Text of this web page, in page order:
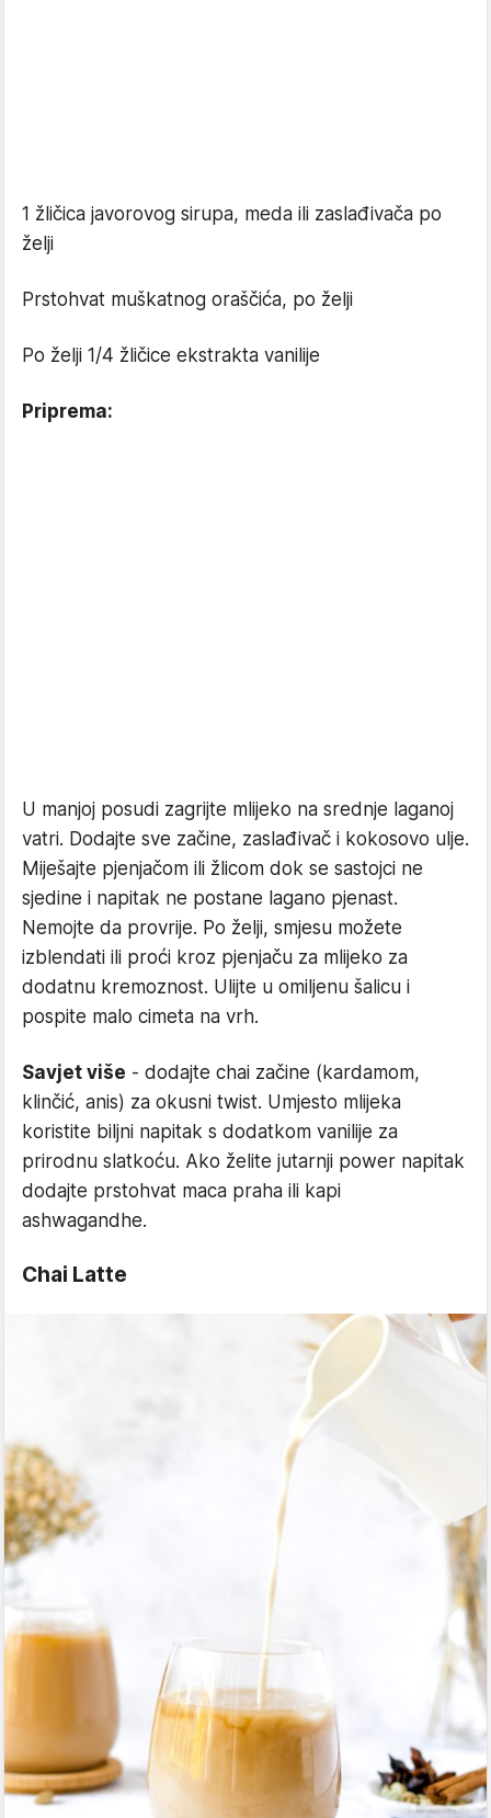
1 žličica javorovog sirupa, meda ili zaslađivača po
želji
Prstohvat muškatnog oraščića, po želji
Po želji 1/4 žličice ekstrakta vanilije
Priprema:
U manjoj posudi zagrijte mlijeko na srednje laganoj
vatri. Dodajte sve začine, zaslađivač i kokosovo ulje.
Miješajte pjenjačom ili žlicom dok se sastojci ne
sjedine i napitak ne postane lagano pjenast.
Nemojte da provrije. Po želji, smjesu možete
izblendati ili proći kroz pjenjaču za mlijeko za
dodatnu kremoznost. Ulijte u omiljenu šalicu i
pospite malo cimeta na vrh.
Savjet više - dodajte chai začine (kardamom,
klinčić, anis) za okusni twist. Umjesto mlijeka
koristite biljni napitak s dodatkom vanilije za
prirodnu slatkoću. Ako želite jutarnji power napitak
dodajte prstohvat maca praha ili kapi
ashwagandhe.
Chai Latte